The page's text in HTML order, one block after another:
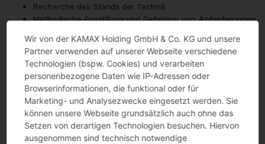
Recherche des Stands der Technik
Methodische Ermittlung und Definition von Anforderungen
Begleitung und Auswertung von Teststellungen
Wirtschaftlichkeitsbetrachtungen
Auswahl und Ausarbeitung eines Konzepts
Profil
Du studierst Maschinenbau, Wirtschaftsingenieurwesen
oder einen vergleichbaren Studiengang.
Wir von der KAMAX Holding GmbH & Co. KG und unsere
Partner verwenden auf unserer Webseite verschiedene
Technologien (bspw. Cookies) und verarbeiten
personenbezogene Daten wie IP-Adressen oder
Browserinformationen, die funktional oder für
Marketing- und Analysezwecke eingesetzt werden. Sie
können unsere Webseite grundsätzlich auch ohne das
Setzen von derartigen Technologien besuchen. Hiervon
ausgenommen sind technisch notwendige